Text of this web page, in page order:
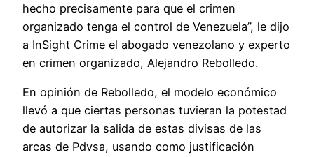
hecho precisamente para que el crimen
organizado tenga el control de Venezuela”, le dijo
a InSight Crime el abogado venezolano y experto
en crimen organizado, Alejandro Rebolledo.
En opinión de Rebolledo, el modelo económico
llevó a que ciertas personas tuvieran la potestad
de autorizar la salida de estas divisas de las
arcas de Pdvsa, usando como justificación